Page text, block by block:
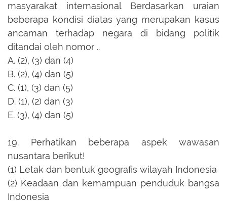
masyarakat internasional Berdasarkan uraian
beberapa kondisi diatas yang merupakan kasus
ancaman terhadap negara di bidang politik
ditandai oleh nomor ..
A. (2), (3) dan (4)
B. (2), (4) dan (5)
C. (1), (3) dan (5)
D. (1), (2) dan (3)
E. (3), (4) dan (5)
19.
Perhatikan beberapa aspek wawasan
nusantara berikut!
(1) Letak dan bentuk geografis wilayah Indonesia
(2) Keadaan dan kemampuan penduduk bangsa
Indonesia